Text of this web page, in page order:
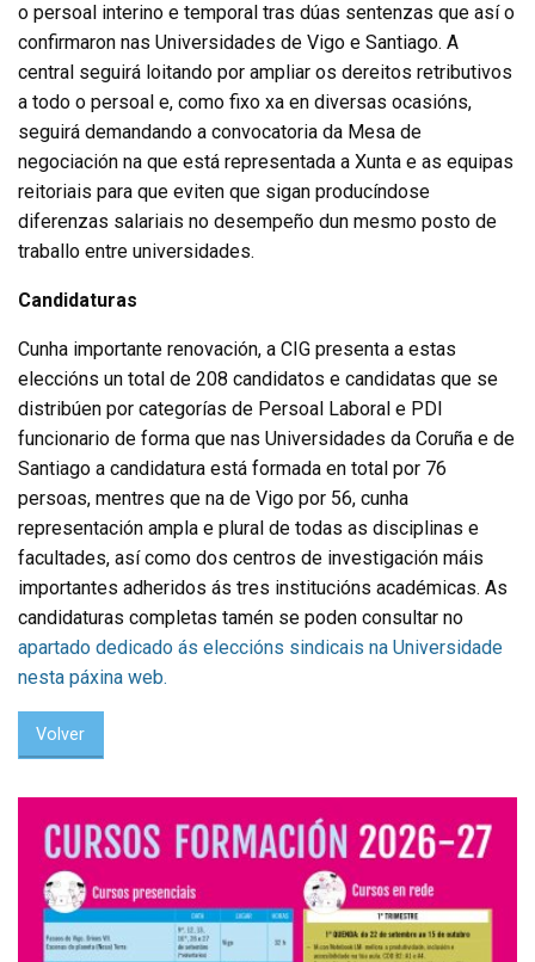
o persoal interino e temporal tras dúas sentenzas que así o
confirmaron nas Universidades de Vigo e Santiago. A
central seguirá loitando por ampliar os dereitos retributivos
a todo o persoal e, como fixo xa en diversas ocasións,
seguirá demandando a convocatoria da Mesa de
negociación na que está representada a Xunta e as equipas
reitoriais para que eviten que sigan producíndose
diferenzas salariais no desempeño dun mesmo posto de
traballo entre universidades.
Candidaturas
Cunha importante renovación, a CIG presenta a estas
eleccións un total de 208 candidatos e candidatas que se
distribúen por categorías de Persoal Laboral e PDI
funcionario de forma que nas Universidades da Coruña e de
Santiago a candidatura está formada en total por 76
persoas, mentres que na de Vigo por 56, cunha
representación ampla e plural de todas as disciplinas e
facultades, así como dos centros de investigación máis
importantes adheridos ás tres institucións académicas. As
candidaturas completas tamén se poden consultar no
apartado dedicado ás eleccións sindicais na Universidade
nesta páxina web.
Volver